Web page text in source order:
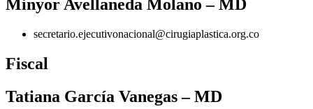
Minyor Avellaneda Molano – MD
secretario.ejecutivonacional@cirugiaplastica.org.co
Fiscal
Tatiana García Vanegas – MD